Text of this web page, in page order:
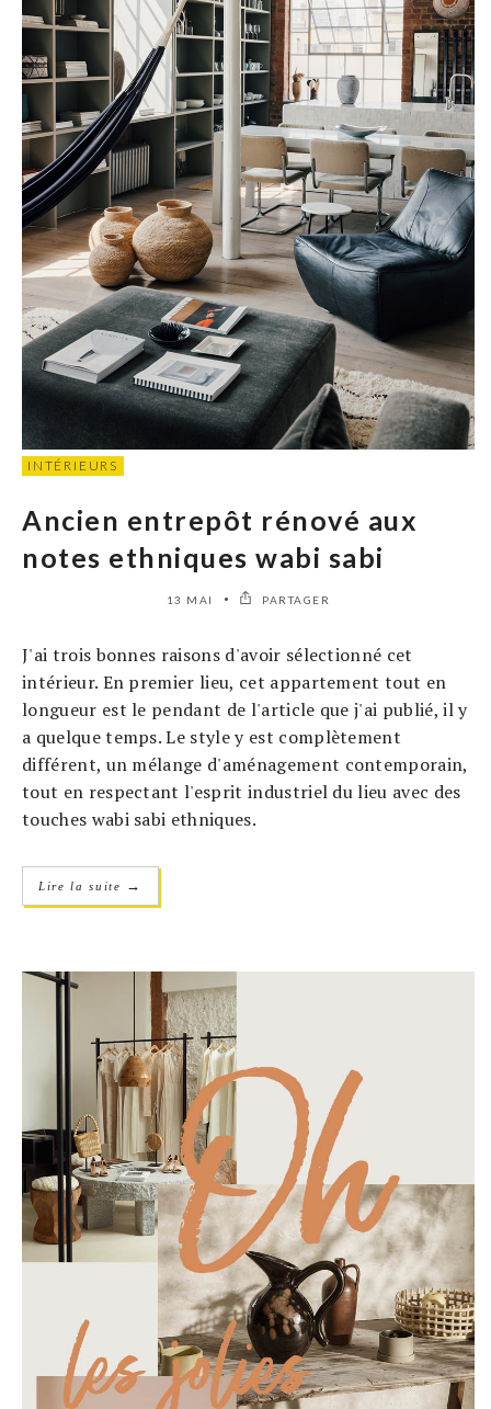
INTÉRIEURS
Ancien entrepôt rénové aux
notes ethniques wabi sabi
13 MAI PARTAGER
J'ai trois bonnes raisons d'avoir sélectionné cet
intérieur. En premier lieu, cet appartement tout en
longueur est le pendant de l'article que j'ai publié, il y
a quelque temps. Le style y est complètement
différent, un mélange d'aménagement contemporain,
tout en respectant l'esprit industriel du lieu avec des
touches wabi sabi ethniques.
Lire la suite →